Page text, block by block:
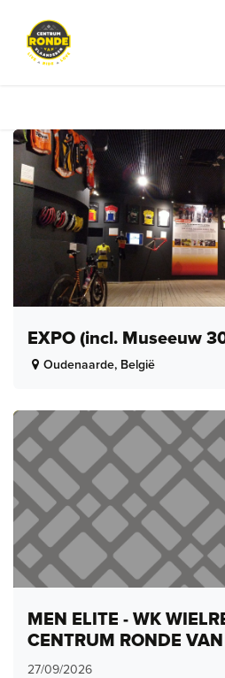
EXPO (incl. Museeuw
Oudenaarde, België
MEN ELITE - WK
CENTRUM RONDE
27/09/2026